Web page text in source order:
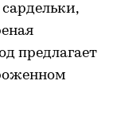
предлагает